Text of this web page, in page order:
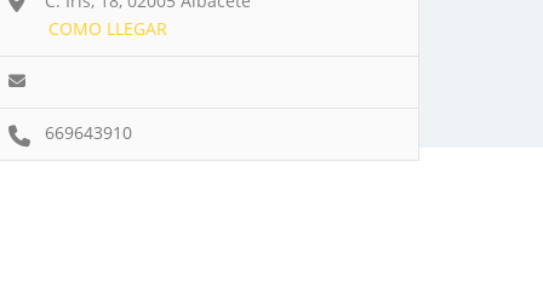
COMO LLEGAR
669643910